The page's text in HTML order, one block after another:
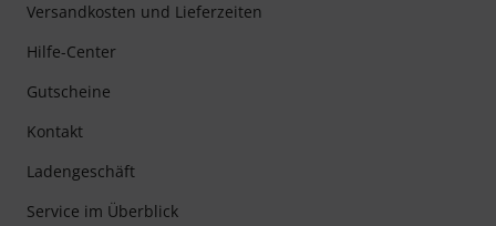
Versandkosten und Lieferzeiten
Hilfe-Center
Gutscheine
Kontakt
Ladengeschäft
Service im Überblick